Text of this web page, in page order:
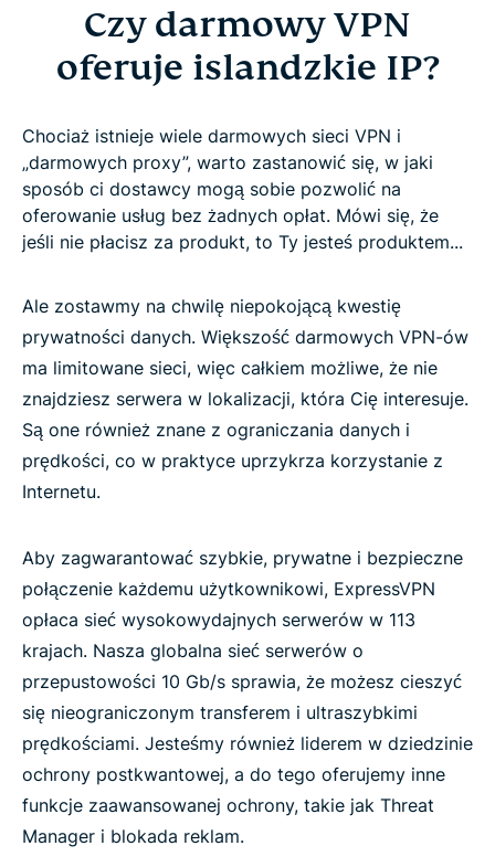
Czy darmowy VPN
oferuje islandzkie IP?
Chociaż istnieje wiele darmowych sieci VPN i
„darmowych proxy”, warto zastanowić się, w jaki
sposób ci dostawcy mogą sobie pozwolić na
oferowanie usług bez żadnych opłat. Mówi się, że
jeśli nie płacisz za produkt, to Ty jesteś produktem...
Ale zostawmy na chwilę niepokojącą kwestię
prywatności danych. Większość darmowych VPN-ów
ma limitowane sieci, więc całkiem możliwe, że nie
znajdziesz serwera w lokalizacji, która Cię interesuje.
Są one również znane z ograniczania danych i
prędkości, co w praktyce uprzykrza korzystanie z
Internetu.
Aby zagwarantować szybkie, prywatne i bezpieczne
połączenie każdemu użytkownikowi, ExpressVPN
opłaca sieć wysokowydajnych serwerów w 113
krajach. Nasza globalna sieć serwerów o
przepustowości 10 Gb/s sprawia, że możesz cieszyć
się nieograniczonym transferem i ultraszybkimi
prędkościami. Jesteśmy również liderem w dziedzinie
ochrony postkwantowej, a do tego oferujemy inne
funkcje zaawansowanej ochrony, takie jak Threat
Manager i blokada reklam.